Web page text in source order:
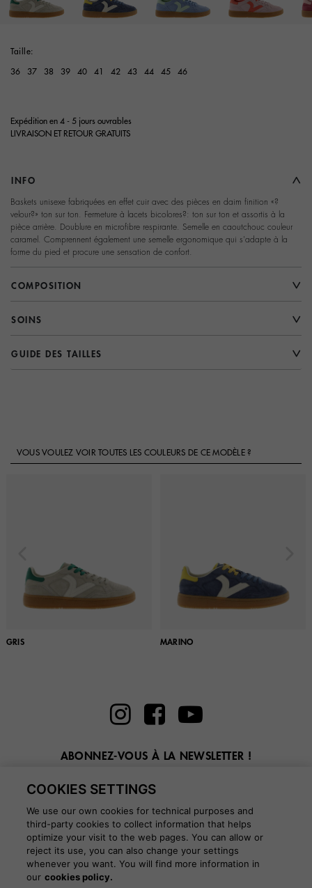
Taille:
36 37 38 39 40 41 42 43 44 45 46
Expédition en 4 - 5 jours ouvrables
LIVRAISON ET RETOUR GRATUITS
INFO
Baskets unisexe fabriquées en effet cuir avec des pièces en daim finition «?
velour?» ton sur ton. Fermeture à lacets bicolores?: ton sur ton et assortis à la
pièce arrière. Doublure en microfibre respirante. Semelle en caoutchouc couleur
caramel. Comprennent également une semelle ergonomique qui s'adapte à la
forme du pied et procure une sensation de confort.
COMPOSITION
SOINS
GUIDE DES TAILLES
VOUS VOULEZ VOIR TOUTES LES COULEURS DE CE MODÈLE ?
GRIS MARINO
ABONNEZ-VOUS À LA NEWSLETTER !
BLOG
COOKIES SETTINGS
We use our own cookies for technical purposes and
third-party cookies to collect information that helps
optimize your visit to the web pages. You can allow or
reject its use, you can also change your settings
whenever you want. You will find more information in
our cookies policy.